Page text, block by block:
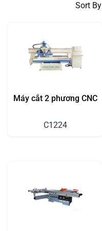
Sort By
Máy cắt 2 phương CNC
C1224